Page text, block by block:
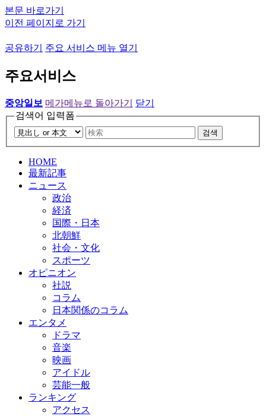
본문 바로가기
이전 페이지로 가기
공유하기 주요 서비스 메뉴 열기
주요서비스
중앙일보 메가메뉴로 돌아가기
닫기
검색어 입력폼
검색
HOME
最新記事
ニュース
政治
経済
国際・日本
北朝鮮
社会・文化
スポーツ
オピニオン
社説
コラム
日本関係のコラム
エンタメ
ドラマ
音楽
映画
アイドル
芸能一般
ランキング
アクセス